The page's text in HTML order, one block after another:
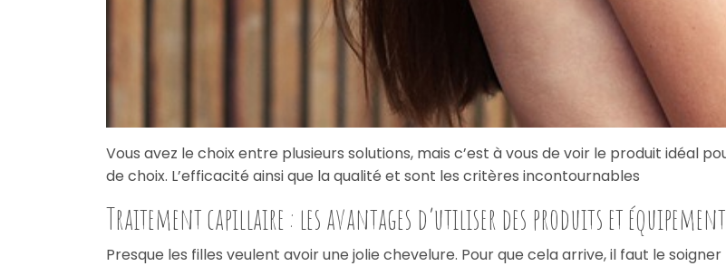
Vous avez le choix entre plusieurs solutions, mais c’est à vous de voir le produit idéal
de choix. L’efficacité ainsi que la qualité et sont les critères incontournables
Traitement capillaire : les avantages d’utiliser des produits et
Presque les filles veulent avoir une jolie chevelure. Pour que cela arrive, il faut le